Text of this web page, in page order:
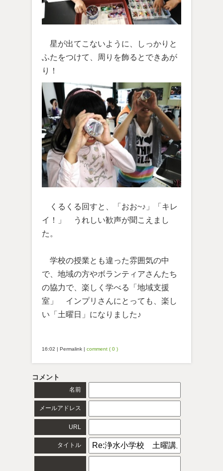
星が出てこないように、しっかりと
ふたをつけて、周りを飾るとできあが
り！
くるくる回すと、「おお~♪」「キレ
イ！」 うれしい歓声が聞こえまし
た。
学校の授業とも違った雰囲気の中
で、地域の方やボランティアさんたち
の協力で、楽しく学べる「地域支援
室」 インプリさんにとっても、楽し
い「土曜日」になりました♪
16:02 | Permalink | comment ( 0 )
コメント
名前
メールアドレス
URL
タイトル